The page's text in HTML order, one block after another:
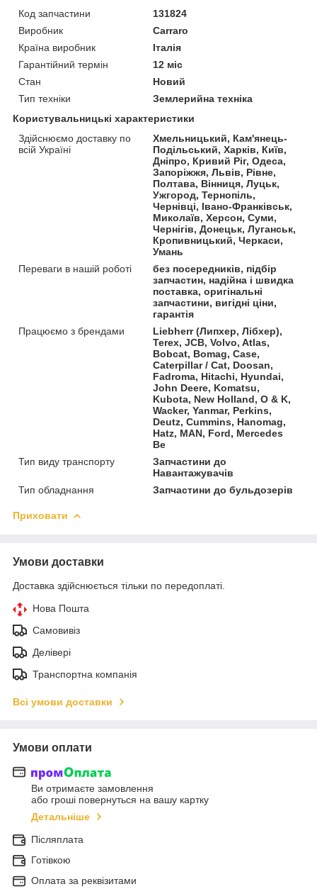
Код запчастини
131824
Виробник
Carraro
Країна виробник
Італія
Гарантійний термін
12 міс
Стан
Новий
Тип техніки
Землерийна техніка
Користувальницькі характеристики
Здійснюємо доставку по
всій Україні
Хмельницький, Кам'янець-
Подільський, Харків, Київ,
Дніпро, Кривий Ріг, Одеса,
Запоріжжя, Львів, Рівне,
Полтава, Вінниця, Луцьк,
Ужгород, Тернопіль,
Чернівці, Івано-Франківськ,
Миколаїв, Херсон, Суми,
Чернігів, Донецьк, Луганськ,
Кропивницький, Черкаси,
Умань
Переваги в нашій роботі
без посередників, підбір
запчастин, надійна і швидка
поставка, оригінальні
запчастини, вигідні ціни,
гарантія
Працюємо з брендами
Liebherr (Липхер, Лібхер),
Terex, JCB, Volvo, Atlas,
Bobcat, Bomag, Case,
Caterpillar / Cat, Doosan,
Fadroma, Hitachi, Hyundai,
John Deere, Komatsu,
Kubota, New Holland, O & K,
Wacker, Yanmar, Perkins,
Deutz, Cummins, Hanomag,
Hatz, MAN, Ford, Mercedes
Be
Тип виду транспорту
Запчастини до
Навантажувачів
Тип обладнання
Запчастини до бульдозерів
Приховати
Умови доставки
Доставка здійснюється тільки по передоплаті.
Нова Пошта
Самовивіз
Делівері
Транспортна компанія
Всі умови доставки
Умови оплати
Ви отримаєте замовлення
або гроші повернуться на вашу картку
Детальніше
Післяплата
Готівкою
Оплата за реквізитами